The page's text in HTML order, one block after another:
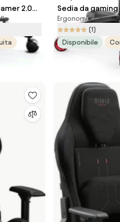
2.0
Sedia da gaming
Normal Size:
Ergonomica,
(1)
Disponibile